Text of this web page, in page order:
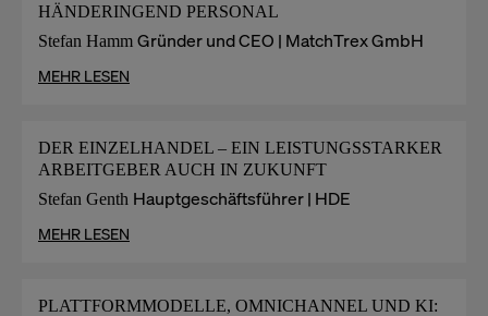
HÄNDERINGEND PERSONAL
Stefan Hamm Gründer und CEO | MatchTrex GmbH
MEHR LESEN
DER EINZELHANDEL – EIN LEISTUNGSSTARKER
ARBEITGEBER AUCH IN ZUKUNFT
Stefan Genth Hauptgeschäftsführer | HDE
MEHR LESEN
PLATTFORMMODELLE, OMNICHANNEL UND KI: